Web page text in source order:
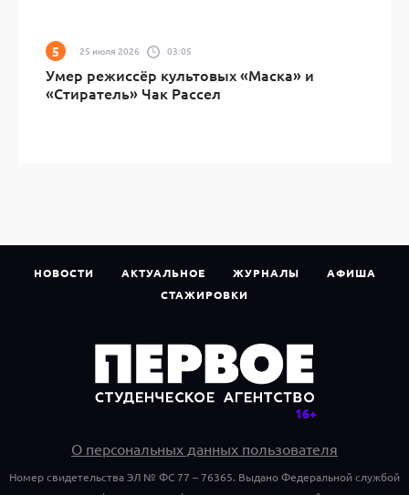
25 июля 2026 03:05
Умер режиссёр культовых «Маска» и
«Стиратель» Чак Рассел
НОВОСТИ АКТУАЛЬНОЕ ЖУРНАЛЫ
АФИША
СТАЖИРОВКИ
О персональных данных пользователя
Номер свидетельства ЭЛ № ФС 77 – 76365. Выдано Федеральной службой